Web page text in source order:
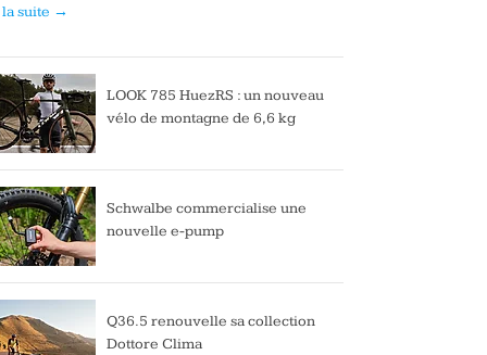
suite →
LOOK 785 HuezRS : un nouveau
vélo de montagne de 6,6 kg
Schwalbe commercialise une
nouvelle e-pump
Q36.5 renouvelle sa collection
Dottore Clima